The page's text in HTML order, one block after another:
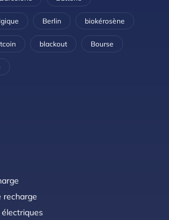
Berlin biokérosène
blackout Bourse
recharge